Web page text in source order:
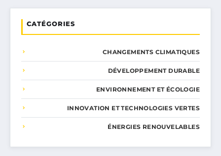
CATÉGORIES
CHANGEMENTS CLIMATIQUES
DÉVELOPPEMENT DURABLE
ENVIRONNEMENT ET ÉCOLOGIE
INNOVATION ET TECHNOLOGIES VERTES
ÉNERGIES RENOUVELABLES